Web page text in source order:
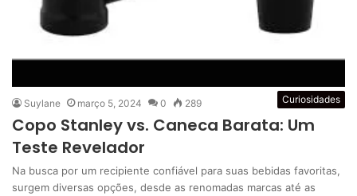
Curiosidades
Suylane março 5, 2024 0 289
Copo Stanley vs. Caneca Barata: Um
Teste Revelador
Na busca por um recipiente confiável para suas bebidas favoritas,
surgem diversas opções, desde as renomadas marcas até as